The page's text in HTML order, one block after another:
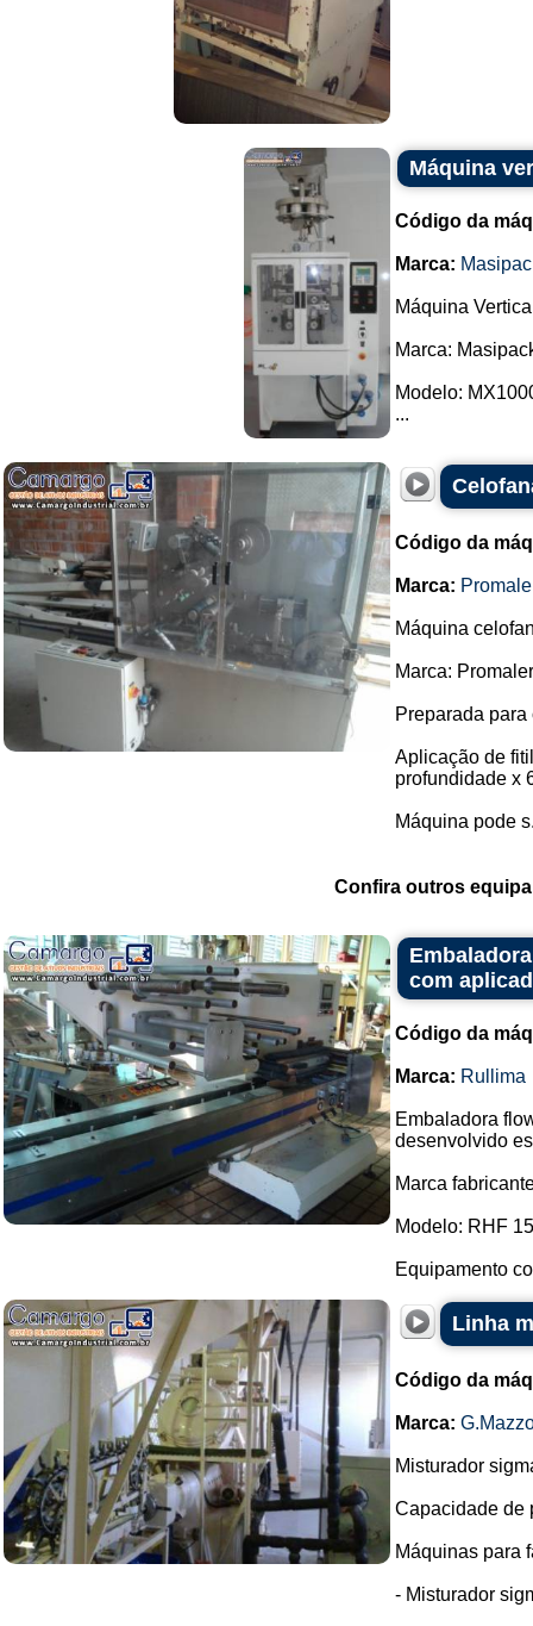
Máquina
Código da
Marca:
Máquina
Marca:
Modelo:
...
Código da
Marca:
Máquina
Marca:
Preparada
Aplicação de
profundidade x
Máquina pode
Confira outros
com
Código da
Marca: Rullima
Embaladora
desenvolvido
Marca
Modelo: RHF
Equipamento
Linha
Código da
Marca:
Misturador
Capacidade de
Máquinas para
- Misturador